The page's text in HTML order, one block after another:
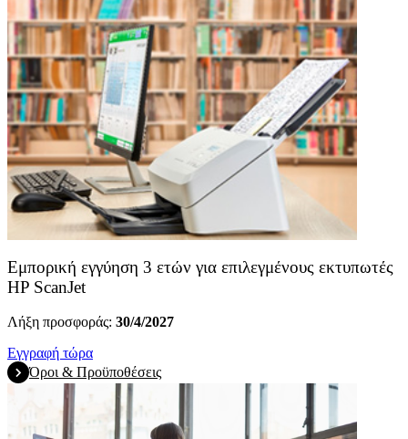
Εμπορική εγγύηση 3 ετών για επιλεγμένους εκτυπωτές
HP ScanJet
Λήξη προσφοράς: 30/4/2027
Εγγραφή τώρα
Όροι & Προϋποθέσεις